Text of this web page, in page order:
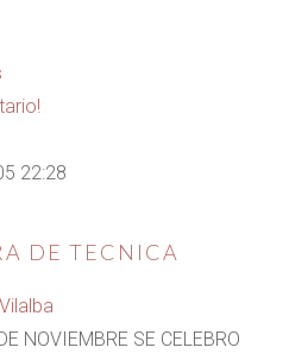
22:28
DE TECNICA
NOVIEMBRE SE CELEBRO